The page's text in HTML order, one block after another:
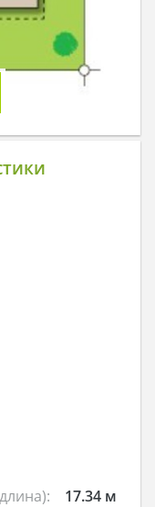
17.34 м